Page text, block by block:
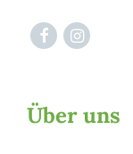
Facebook
Über uns